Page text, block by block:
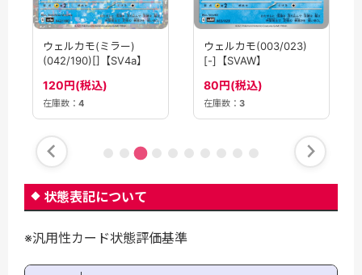
ウェルカモ(ミラー)
(042/190)[]【SV4a】
120円(税込)
在庫数： 4
ウェルカモ(003/023)
[-]【SVAW】
80円(税込)
在庫数： 3
状態表記について
※汎用性カード状態評価基準